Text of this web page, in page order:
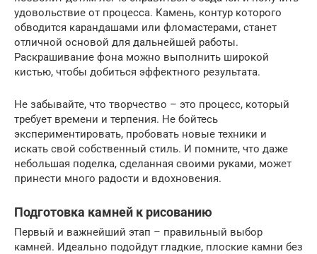
удовольствие от процесса. Камень, контур которого
обводится карандашами или фломастерами, станет
отличной основой для дальнейшей работы.
Раскрашивание фона можно выполнить широкой
кистью, чтобы добиться эффектного результата.
Не забывайте, что творчество – это процесс, который
требует времени и терпения. Не бойтесь
экспериментировать, пробовать новые техники и
искать свой собственный стиль. И помните, что даже
небольшая поделка, сделанная своими руками, может
принести много радости и вдохновения.
Подготовка камней к рисованию
Первый и важнейший этап – правильный выбор
камней. Идеально подойдут гладкие, плоские камни без